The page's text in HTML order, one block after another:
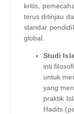
kritis,
terus ditinjau
standar
global.
Studi
inti
untuk
yang
praktik
Hadits